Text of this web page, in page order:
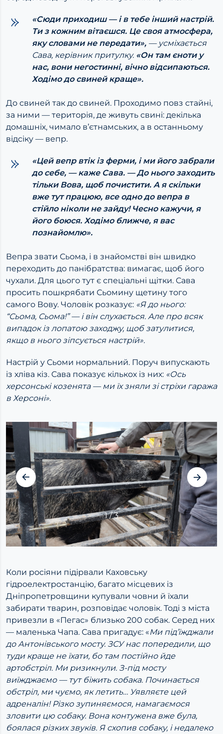
«Сюди приходиш — і в тебе інший настрій.
Ти з кожним вітаєшся. Це своя атмосфера,
яку словами не передати», — усміхається
Сава, керівник притулку. «Он там єноти у
нас, вони негостинні, вічно відсипаються.
Ходімо до свиней краще».
До свиней так до свиней. Проходимо повз стайні,
за ними — територія, де живуть свині: декілька
домашніх, чимало в’єтнамських, а в останньому
відсіку — вепр.
«Цей вепр втік із ферми, і ми його забрали
до себе, — каже Сава. — До нього заходить
тільки Вова, щоб почистити. А я скільки
вже тут працюю, все одно до вепра в
стійло ніколи не зайду! Чесно кажучи, я
його боюся. Ходімо ближче, я вас
познайомлю».
Вепра звати Сьома, і в знайомстві він швидко
переходить до панібратства: вимагає, щоб його
чухали. Для цього тут є спеціальні щітки. Сава
просить пошкрябати Сьомину щетину того
самого Вову. Чоловік розказує: «Я до нього:
“Сьома, Сьома!” — і він слухається. Але про всяк
випадок із лопатою заходжу, щоб затулитися,
якщо в нього зіпсується настрій».
Настрій у Сьоми нормальний. Поруч випускають
із хліва кіз. Сава показує кількох із них: «Ось
херсонські козенята — ми їх зняли зі стріхи гаража
в Херсоні».
1/3
Коли росіяни підірвали Каховську
гідроелектростанцію, багато місцевих із
Дніпропетровщини купували човни й їхали
забирати тварин, розповідає чоловік. Тоді з міста
привезли в «Пегас» близько 200 собак. Серед них
— маленька Чапа. Сава пригадує: «Ми під’їжджали
до Антонівського мосту. ЗСУ нас попередили, що
туди краще не їхати, бо там постійно йде
артобстріл. Ми ризикнули. З-під мосту
виїжджаємо — тут біжить собака. Починається
обстріл, ми чуємо, як летить… Уявляєте цей
адреналін! Різко зупиняємося, намагаємося
зловити цю собаку. Вона контужена вже була,
боялася різких звуків. Я схопив собаку, і недалеко